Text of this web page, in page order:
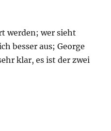
werden; wer sieht
besser aus; George
klar, es ist der zwei